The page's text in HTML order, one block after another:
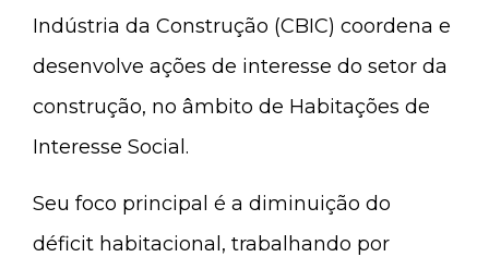
Indústria da Construção (CBIC) coordena e
desenvolve ações de interesse do setor da
construção, no âmbito de Habitações de
Interesse Social.
Seu foco principal é a diminuição do
déficit habitacional, trabalhando por